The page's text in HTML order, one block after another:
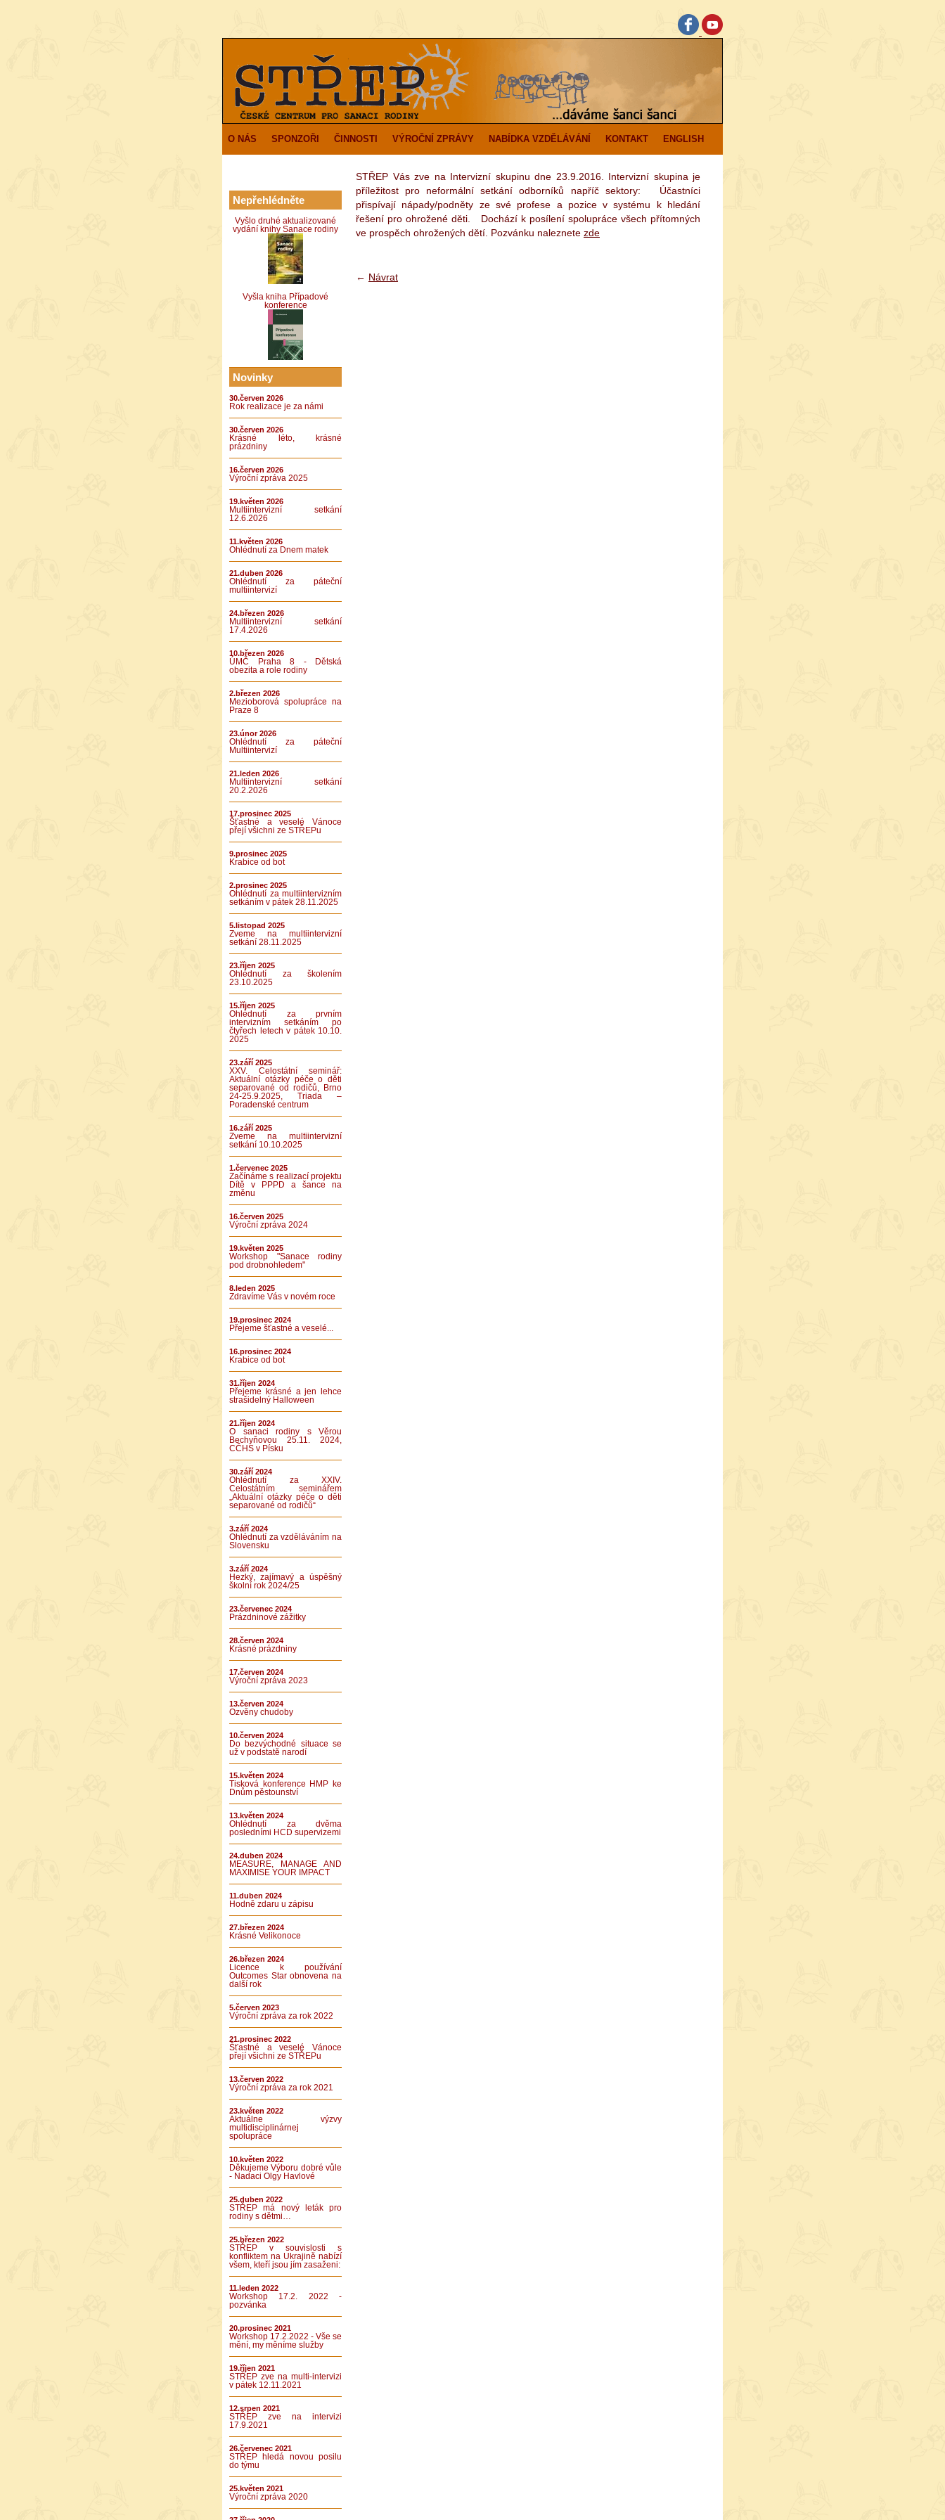
O NÁS SPONZOŘI ČINNOSTI VÝROČNÍ ZPRÁVY NABÍDKA VZDĚLÁVÁNÍ KONTAKT ENGLISH
Nepřehlédněte
Vyšlo druhé aktualizované
vydání knihy Sanace rodiny
Vyšla kniha Případové
konference
Novinky
30.červen 2026
Rok realizace je za námi
30.červen 2026
Krásné léto, krásné
prázdniny
16.červen 2026
Výroční zpráva 2025
19.květen 2026
Multiintervizní setkání
12.6.2026
11.květen 2026
Ohlédnutí za Dnem matek
21.duben 2026
Ohlédnutí za páteční
multiintervizí
24.březen 2026
Multiintervizní setkání
17.4.2026
10.březen 2026
ÚMČ Praha 8 - Dětská
obezita a role rodiny
2.březen 2026
Mezioborová spolupráce na
Praze 8
23.únor 2026
Ohlédnutí za páteční
Multiintervizí
21.leden 2026
Multiintervizní setkání
20.2.2026
17.prosinec 2025
Šťastné a veselé Vánoce
přejí všichni ze STŘEPu
9.prosinec 2025
Krabice od bot
2.prosinec 2025
Ohlédnutí za multiintervizním
setkáním v pátek 28.11.2025
5.listopad 2025
Zveme na multiintervizní
setkání 28.11.2025
23.říjen 2025
Ohlédnutí za školením
23.10.2025
15.říjen 2025
Ohlédnutí za prvním
intervizním setkáním po
čtyřech letech v pátek 10.10.
2025
23.září 2025
XXV. Celostátní seminář:
Aktuální otázky péče o děti
separované od rodičů, Brno
24-25.9.2025, Triada –
Poradenské centrum
16.září 2025
Zveme na multiintervizní
setkání 10.10.2025
1.červenec 2025
Začínáme s realizací projektu
Dítě v PPPD a šance na
změnu
16.červen 2025
Výroční zpráva 2024
19.květen 2025
Workshop "Sanace rodiny
pod drobnohledem"
8.leden 2025
Zdravíme Vás v novém roce
19.prosinec 2024
Přejeme šťastné a veselé...
16.prosinec 2024
Krabice od bot
31.říjen 2024
Přejeme krásné a jen lehce
strašidelný Halloween
21.říjen 2024
O sanaci rodiny s Věrou
Bechyňovou 25.11. 2024,
CČHS v Písku
30.září 2024
Ohlédnutí za XXIV.
Celostátním seminářem
„Aktuální otázky péče o děti
separované od rodičů“
3.září 2024
Ohlédnutí za vzděláváním na
Slovensku
3.září 2024
Hezký, zajímavý a úspěšný
školní rok 2024/25
23.červenec 2024
Prázdninové zážitky
28.červen 2024
Krásné prázdniny
17.červen 2024
Výroční zpráva 2023
13.červen 2024
Ozvěny chudoby
10.červen 2024
Do bezvýchodné situace se
už v podstatě narodí
15.květen 2024
Tisková konference HMP ke
Dnům pěstounství
13.květen 2024
Ohlédnutí za dvěma
posledními HCD supervizemi
24.duben 2024
MEASURE, MANAGE AND
MAXIMISE YOUR IMPACT
11.duben 2024
Hodně zdaru u zápisu
27.březen 2024
Krásné Velikonoce
26.březen 2024
Licence k používání
Outcomes Star obnovena na
další rok
5.červen 2023
Výroční zpráva za rok 2022
21.prosinec 2022
Šťastné a veselé Vánoce
přejí všichni ze STŘEPu
13.červen 2022
Výroční zpráva za rok 2021
23.květen 2022
Aktuálne výzvy
multidisciplinárnej
spolupráce
10.květen 2022
Děkujeme Výboru dobré vůle
- Nadaci Olgy Havlové
25.duben 2022
STŘEP má nový leták pro
rodiny s dětmi…
25.březen 2022
STŘEP v souvislosti s
konfliktem na Ukrajině nabízí
všem, kteří jsou jím zasaženi:
11.leden 2022
Workshop 17.2. 2022 -
pozvánka
20.prosinec 2021
Workshop 17.2.2022 - Vše se
mění, my měníme služby
19.říjen 2021
STŘEP zve na multi-intervizi
v pátek 12.11.2021
12.srpen 2021
STŘEP zve na intervizi
17.9.2021
26.červenec 2021
STŘEP hledá novou posilu
do týmu
25.květen 2021
Výroční zpráva 2020
STŘEP Vás zve na Intervizní skupinu dne 23.9.2016. Intervizní skupina je
příležitost pro neformální setkání odborníků napříč sektory: Účastníci
přispívají nápady/podněty ze své profese a pozice v systému k hledání
řešení pro ohrožené děti. Dochází k posílení spolupráce všech přítomných
ve prospěch ohrožených dětí. Pozvánku naleznete zde
← Návrat